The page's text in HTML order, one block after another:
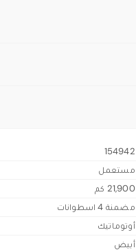
154942
مستعمل
21,900 كم
مضمنة 4 اسطوانات
أوتوماتيك
أبيض